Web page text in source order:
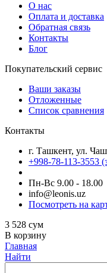
О нас
Оплата и доставка
Обратная связь
Контакты
Блог
Покупательский сервис
Ваши заказы
Отложенные
Список сравнения
Контакты
г. Ташкент, ул.
+998-78-113-3553
Пн-Вс 9.00 - 18.00
info@leonis.uz
Посмотреть на
3 528 сум
В корзину
Главная
Найти